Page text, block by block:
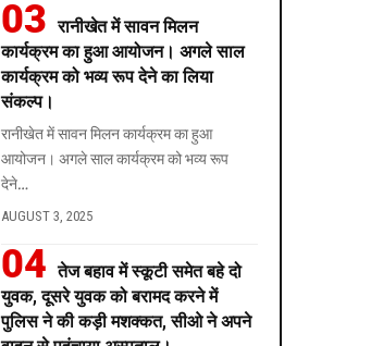
रानीखेत में सावन मिलन
कार्यक्रम का हुआ आयोजन। अगले साल
कार्यक्रम को भव्य रूप देने का लिया
संकल्प।
रानीखेत में सावन मिलन कार्यक्रम का हुआ
आयोजन। अगले साल कार्यक्रम को भव्य रूप
देने…
AUGUST 3, 2025
तेज बहाव में स्कूटी समेत बहे दो
युवक, दूसरे युवक को बरामद करने में
पुलिस ने की कड़ी मशक्कत, सीओ ने अपने